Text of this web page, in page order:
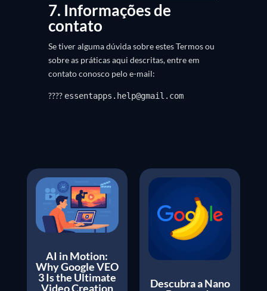
7. Informações de
contato
Se tiver alguma dúvida sobre estes Termos ou
sobre as práticas aqui descritas, entre em
contato conosco pelo e-mail:
???? essentapps.help@gmail.com
AI in Motion:
Why Google VEO
3 Is the Ultimate
Video Creation
Descubra a Nano